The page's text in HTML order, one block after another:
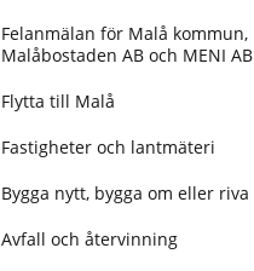
Felanmälan för Malå kommun,
Malåbostaden AB och MENI AB
Flytta till Malå
Fastigheter och lantmäteri
Bygga nytt, bygga om eller riva
Avfall och återvinning